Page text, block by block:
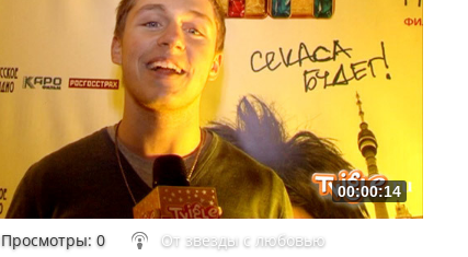
00:00:14
Просмотры: 0 От звезды с любовью